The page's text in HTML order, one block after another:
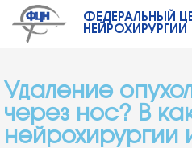
ФЕДЕРАЛЬНЫЙ
НЕЙРОХИРУРГИИ
Удаление
через нос? В
нейрохирургии